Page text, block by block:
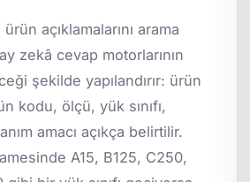
açıklamalarını arama
zekâ cevap motorlarının
şekilde yapılandırır: ürün
kodu, ölçü, yük sınıfı,
amacı açıkça belirtilir.
A15, B125, C250,